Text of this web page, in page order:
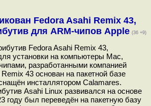
Fedora Asahi Remix 43,
для ARM-чипов Apple (36 +9)
Fedora Asahi Remix 43,
установки на компьютеры Mac,
разработанными компанией
43 основан на пакетной базе
инсталлятором Calamares.
Asahi Linux развивался на основе
году был переведён на пакетную базу